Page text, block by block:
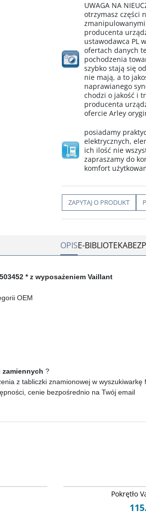
UWAGA NA
otrzymasz części
producenta
ustawodawca PL
ofertach danych
pochodzenia
szybko stają się
nie mają, a to
naprawianego
chodzi o jakość i
producenta
ofercie Arley
posiadamy
elektrycznych,
ich ilość nie
zapraszamy do
komfort
ZAPYTAJ O PRODUKT
OPISE-BIBLIOTEKA
* z wyposażeniem Vaillant
OEM
?
z tabliczki znamionowej w
cenie bezpośrednio na Twój email
Pokrętło